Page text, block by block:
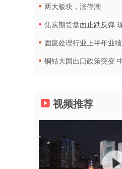
两大板块，涨停潮
焦炭期货盘面止跌反弹 现
固废处理行业上半年业绩分化 资
铜钴大国出口政策突变 中资
视频推荐